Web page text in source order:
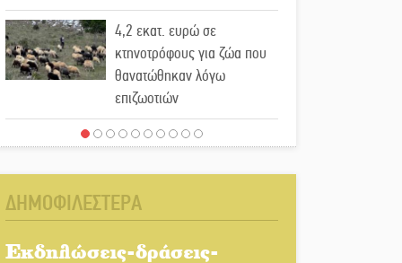
4,2 εκατ. ευρώ σε
κτηνοτρόφους για ζώα που
θανατώθηκαν λόγω
επιζωοτιών
Η ψυχολογία της ανατροπής
Ένα «ταξίδι» τέχνης και
χρωμάτων στη Νεάπολη
ΔΗΜΟΦΙΛΕΣΤΕΡΑ
Εκδηλώσεις-δράσεις-